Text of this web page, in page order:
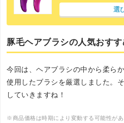
る素材にもそれぞれ違いが
0均や無印などでも手に入
選
豚毛ヘアブラシの人気おす
今回は、ヘアブラシの中から柔ら
使用したブラシを厳選しました。
していきますね！
※商品価格は時期により変動する可能性が